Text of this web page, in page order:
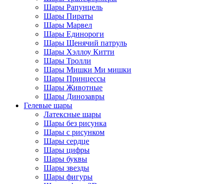
Шары Рапунцель
Шары Пираты
Шары Марвел
Шары Единороги
Шары Щенячий патруль
Шары Хэллоу Китти
Шары Тролли
Шары Мишки Ми мишки
Шары Принцессы
Шары Животные
Шары Динозавры
Гелевые шары
Латексные шары
Шары без рисунка
Шары с рисунком
Шары сердце
Шары цифры
Шары буквы
Шары звезды
Шары фигуры